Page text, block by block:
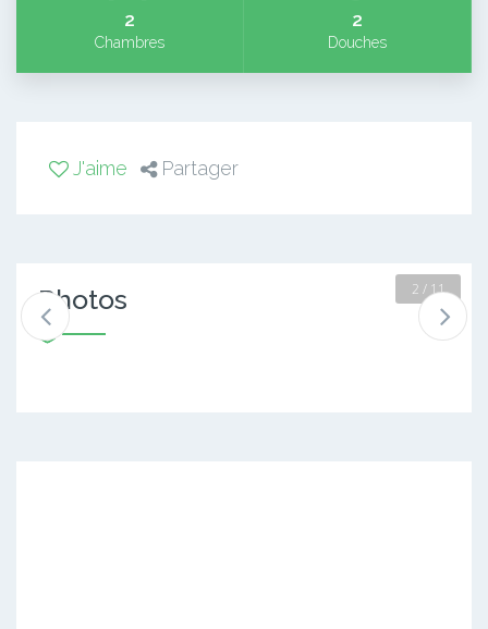
2
Chambres
2
Douches
J'aime Partager
Photos 2 / 11